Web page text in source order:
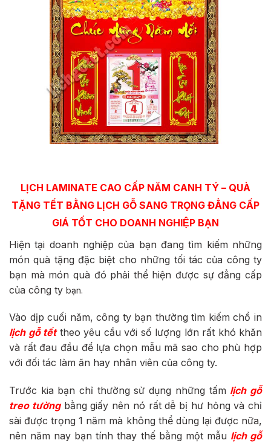
LỊCH LAMINATE CAO CẤP NĂM CANH TÝ – QUÀ
TẶNG TẾT BẰNG LỊCH GỖ SANG TRỌNG ĐẲNG CẤP
GIÁ TỐT CHO DOANH NGHIỆP BẠN
Hiện tại doanh nghiệp của bạn đang tìm kiếm những
món quà tặng đặc biệt cho những tối tác của công ty
bạn mà món quà đó phải thể hiện được sự đẳng cấp
của công ty bạn.
Vào dịp cuối năm, công ty bạn thường tìm kiếm chổ in
lịch gỗ tếttheo yêu cầu với số lượng lớn rất khó khăn
và rất đau đầu để lựa chọn mẫu mã sao cho phù hợp
với đối tác làm ăn hay nhân viên của công ty.
Trước kia bạn chỉ thường sử dụng những tấm lịch gỗ
treo tườngbằng giấy nên nó rất dễ bị hư hỏng và chỉ
sài được trọng 1 năm mà không thể dùng lại được nữa,
nên năm nay bạn tính thay thế bằng một mẫu lịch gỗ